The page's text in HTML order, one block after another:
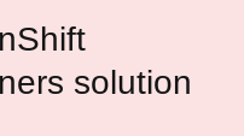
solution